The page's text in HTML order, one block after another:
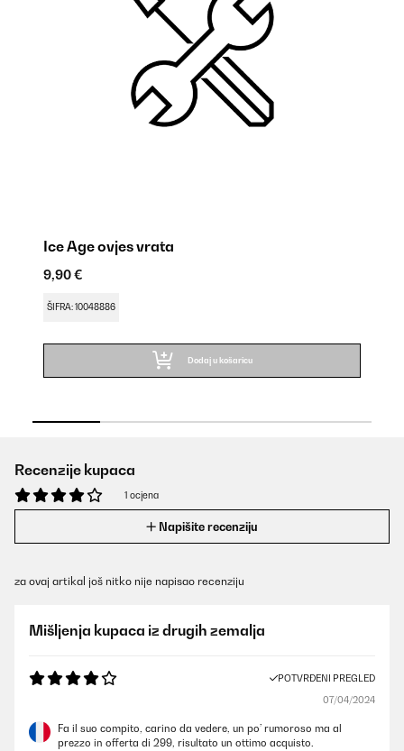
Ice Age ovjes vrata
9,90 €
ŠIFRA: 10048886
Dodaj u košaricu
Recenzije kupaca
1 ocjena
Napišite recenziju
za ovaj artikal još nitko nije napisao recenziju
Mišljenja kupaca iz drugih zemalja
POTVRĐENI PREGLED
07/04/2024
Fa il suo compito, carino da vedere, un po’ rumoroso ma al
prezzo in offerta di 299, risultato un ottimo acquisto.